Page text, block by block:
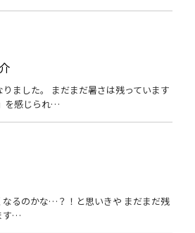
ました。 まだまだ暑さは残っています
を感じられ…
なるのかな…？！と思いきや まだまだ残
す…